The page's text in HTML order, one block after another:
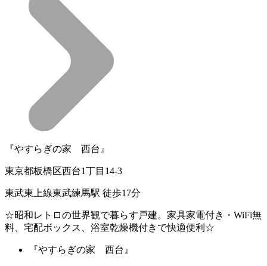
『やすらぎの家 西台』
東京都板橋区西台1丁目14-3
東武東上線東武練馬駅 徒歩17分
☆昭和レトロの世界観で暮らす戸建。家具家電付き・WiFi無
料、宅配ボックス、浴室乾燥機付きで快適便利☆
『やすらぎの家 西台』